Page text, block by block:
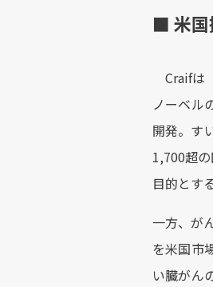
■ 米
Craifは
ノーベル
開発。す
1,700超
目的とす
一方、が
を米国市
い臓がん